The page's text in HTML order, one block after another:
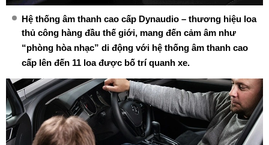
Hệ thống âm thanh cao cấp Dynaudio – thương hiệu loa
thủ công hàng đầu thế giới, mang đến cảm âm như
“phòng hòa nhạc” di động với hệ thống âm thanh cao
cấp lên đến 11 loa được bố trí quanh xe.